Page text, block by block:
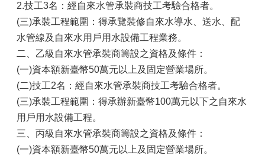
2.技工3名：經自來水管承裝商技工考驗合格者。
(三)承裝工程範圍：得承覽裝修自來水導水、送水、配
水管線及自來水用戶用水設備工程業務。
二、乙級自來水管承裝商籌設之資格及條件：
(一)資本額新臺幣50萬元以上及固定營業場所。
(二)技工2名：經自來水管承裝商技工考驗合格者。
(三)承裝工程範圍：得承辦新臺幣100萬元以下之自來水
用戶用水設備工程。
三、丙級自來水管承裝商籌設之資格及條件：
(一)資本額新臺幣50萬元以上及固定營業場所。